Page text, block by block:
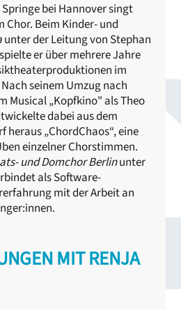
bei Hannover singt
Chor. Beim Kinder- und
unter der Leitung von Stephan
er über mehrere Jahre
im
seinem Umzug nach
Musical „Kopfkino" als Theo
dabei aus dem
heraus „ChordChaos“, eine
einzelner Chorstimmen.
und Domchor Berlinunter
als Software-
mit der Arbeit an
MIT RENJA